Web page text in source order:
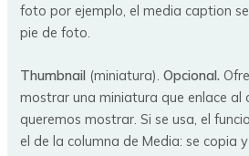
foto por ejemplo, el media caption
pie de foto.
Thumbnail (miniatura). Opcional.
mostrar una miniatura que enlace al
queremos mostrar. Si se usa, el
el de la columna de Media: se copia